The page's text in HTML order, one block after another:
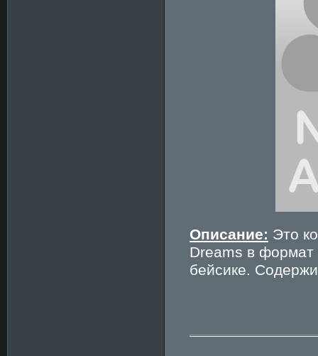
Описание: Это
Dreams в формат
бейсике.